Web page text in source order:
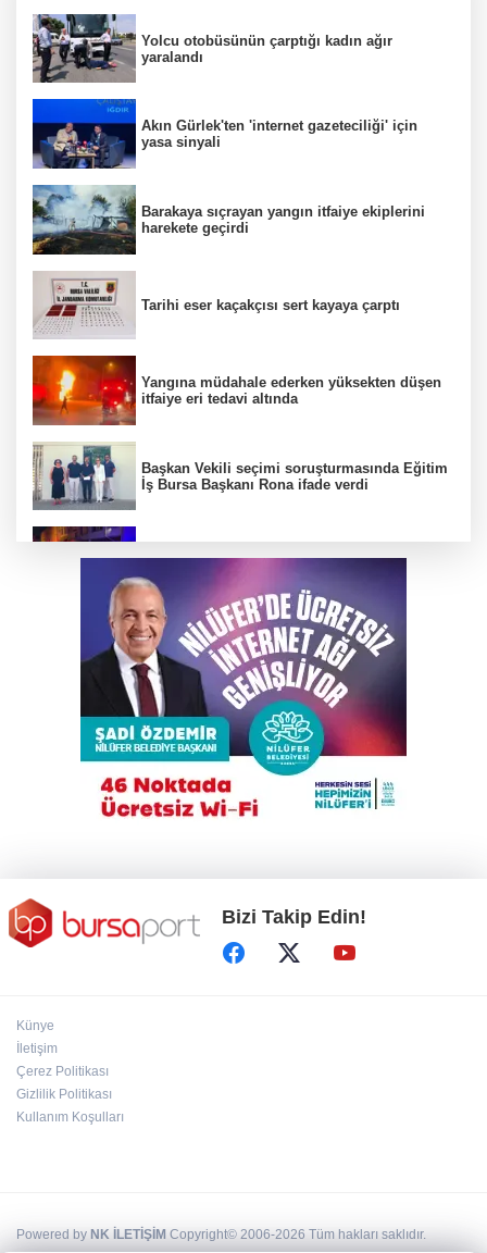
Yolcu otobüsünün çarptığı kadın ağır
yaralandı
Akın Gürlek'ten 'internet gazeteciliği' için
yasa sinyali
Barakaya sıçrayan yangın itfaiye ekiplerini
harekete geçirdi
Tarihi eser kaçakçısı sert kayaya çarptı
Yangına müdahale ederken yüksekten düşen
itfaiye eri tedavi altında
Başkan Vekili seçimi soruşturmasında Eğitim
İş Bursa Başkanı Rona ifade verdi
Karacabey Belediyespor’dan 5 imza birden
Bursa'da tarlalık alanı ateşe veren şüpheli
yakalandı
Eski CHP Yenişehir Gençlik Kolları Başkanı
Serhat Özpiro yaşamını yitirdi
Bizi Takip Edin!
Künye
İletişim
Çerez Politikası
Gizlilik Politikası
Kullanım Koşulları
Powered by NK İLETİŞİM Copyright© 2006-2026 Tüm hakları saklıdır.